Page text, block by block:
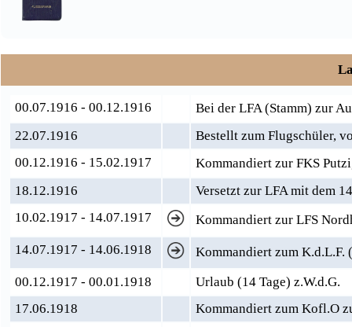
00.07.1916 - 00.12.1916
Bei der LFA (Stamm) zur
22.07.1916
Bestellt zum Flugschüler,
00.12.1916 - 15.02.1917
Kommandiert zur FKS
18.12.1916
Versetzt zur LFA mit dem
10.02.1917 - 14.07.1917
Kommandiert zur LFS
14.07.1917 - 14.06.1918
Kommandiert zum K.d.L.F.
00.12.1917 - 00.01.1918
Urlaub (14 Tage) z.W.d.G.
17.06.1918
Kommandiert zum Kofl.O